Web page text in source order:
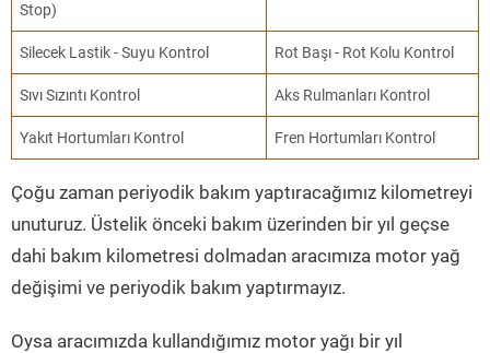
Stop)
Silecek Lastik - Suyu Kontrol Rot Başı - Rot Kolu Kontrol
Sıvı Sızıntı Kontrol Aks Rulmanları Kontrol
Yakıt Hortumları Kontrol Fren Hortumları Kontrol
Çoğu zaman periyodik bakım yaptıracağımız kilometreyi
unuturuz. Üstelik önceki bakım üzerinden bir yıl geçse
dahi bakım kilometresi dolmadan aracımıza motor yağ
değişimi ve periyodik bakım yaptırmayız.
Oysa aracımızda kullandığımız motor yağı bir yıl